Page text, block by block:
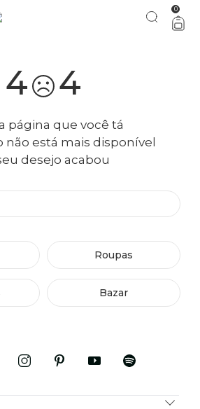
pra comemorar com a gente aproveita! 0
4 4
página que você tá
não está mais disponível
desejo acabou
Roupas
Bazar